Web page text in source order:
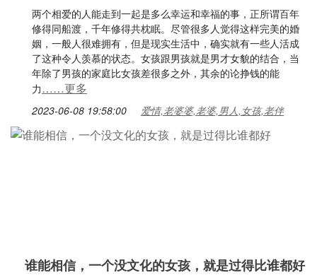
两个相爱的人能走到一起是多么幸运和幸福的事，正所谓百年
修得同船渡，千年修得共枕眠。尽管很多人觉得这样完美的婚
姻，一般人很难拥有，但是现实生活中，确实就有一些人活成
了这种令人羡慕的状态。女孩跟男孩就是男才女貌的结合，当
年除了男孩的家庭比女孩差很多之外，其余的论挣钱的能
力……更多
2023-06-08 19:58:00 爱情,老婆婆,老婆,男人,女孩,老伴
谁能相信，一个没文化的女孩，就是过得比谁都好